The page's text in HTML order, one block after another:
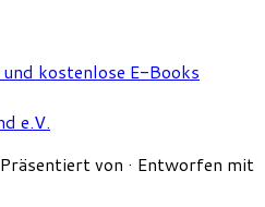
kostenlose E-Books
e.V.
Präsentiert von · Entworfen mit